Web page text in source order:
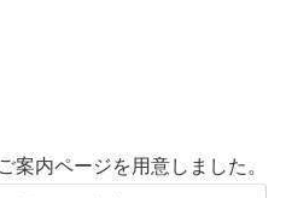
案内ページを用意しました。